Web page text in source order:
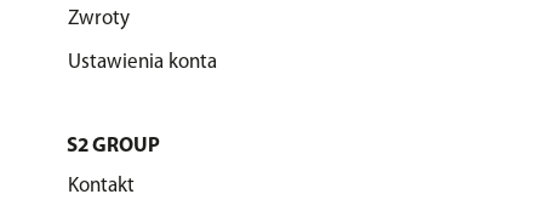
Zwroty
Ustawienia konta
S2 GROUP
Kontakt